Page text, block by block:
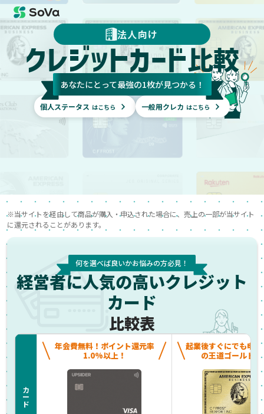
法人向け
クレジットカード 比較
あなたにとって最強の1枚が見つかる！
個人ステータス はこちら 一般用クレカ はこちら
※当サイトを経由して商品が購入・申込された場合に、売上の一部が当サイト
に還元されることがあります。
何を選べば良いかお悩みの方必見！
経営者に人気の高いクレジット
カード
比較表
カ
ー
ド
年会費無料！ポイント還元率
1.0%以上！
起業後すぐにでも申
の王道ゴールド